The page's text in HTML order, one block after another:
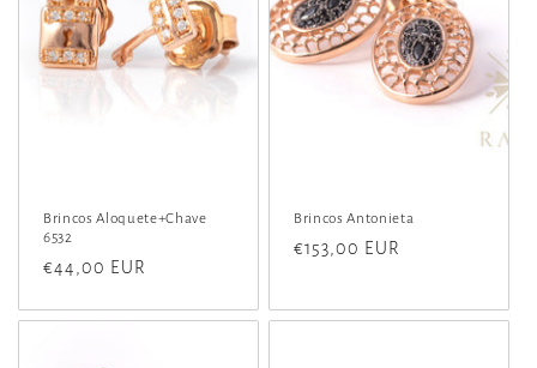
Brincos Aloquete+Chave
6532
Preço
€44,00 EUR
Brincos Antonieta
Preço
€153,00 EUR